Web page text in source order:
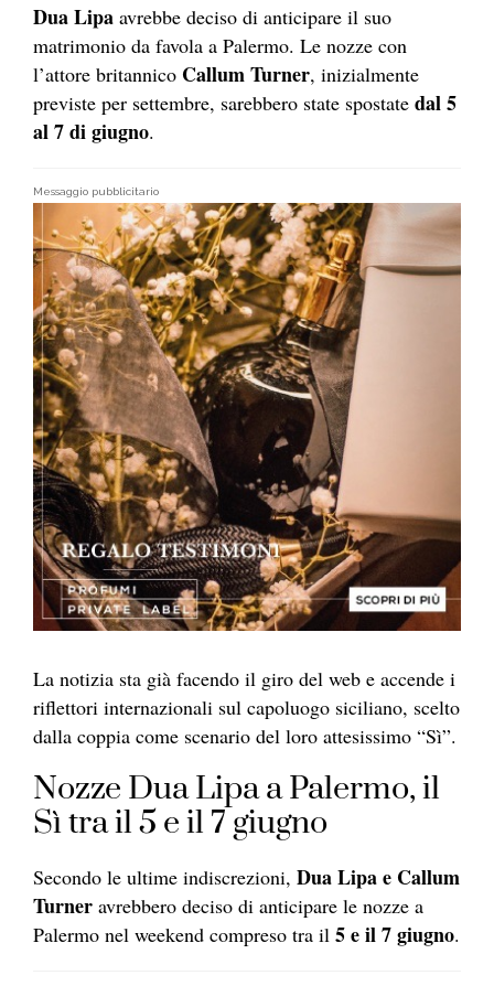
Dua Lipa avrebbe deciso di anticipare il suo
matrimonio da favola a Palermo. Le nozze con
l’attore britannico Callum Turner, inizialmente
previste per settembre, sarebbero state spostate dal 5
al 7 di giugno.
Messaggio pubblicitario
La notizia sta già facendo il giro del web e accende i
riflettori internazionali sul capoluogo siciliano, scelto
dalla coppia come scenario del loro attesissimo “Sì”.
Nozze Dua Lipa a Palermo, il
Sì tra il 5 e il 7 giugno
Secondo le ultime indiscrezioni, Dua Lipa e Callum
Turner avrebbero deciso di anticipare le nozze a
Palermo nel weekend compreso tra il 5 e il 7 giugno.